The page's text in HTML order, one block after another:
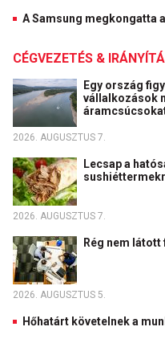
A Samsung megkongatta
CÉGVEZETÉS &
Egy ország
vállalkozások
2026. AUGUSZTUS 7.
Lecsap a
2026. AUGUSZTUS 7.
Rég nem
2026. AUGUSZTUS 5.
Hőhatárt követelnek a